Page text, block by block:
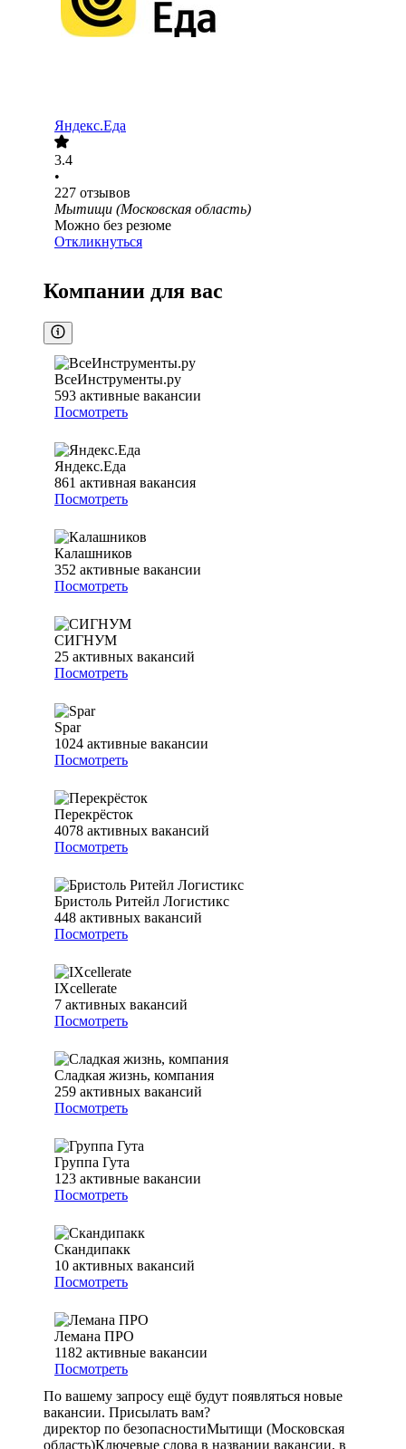
Яндекс.Еда
3.4
•
227 отзывов
Мытищи (Московская область)
Можно без резюме
Откликнуться
Компании для вас
ВсеИнструменты.ру
593 активные вакансии
Посмотреть
Яндекс.Еда
861 активная вакансия
Посмотреть
Калашников
352 активные вакансии
Посмотреть
СИГНУМ
25 активных вакансий
Посмотреть
Spar
1024 активные вакансии
Посмотреть
Перекрёсток
4078 активных вакансий
Посмотреть
Бристоль Ритейл Логистикс
448 активных вакансий
Посмотреть
IXcellerate
7 активных вакансий
Посмотреть
Сладкая жизнь, компания
259 активных вакансий
Посмотреть
Группа Гута
123 активные вакансии
Посмотреть
Скандипакк
10 активных вакансий
Посмотреть
Лемана ПРО
1182 активные вакансии
Посмотреть
По вашему запросу ещё будут появляться новые
вакансии. Присылать вам?
директор по безопасностиМытищи (Московская
область)Ключевые слова в названии вакансии, в